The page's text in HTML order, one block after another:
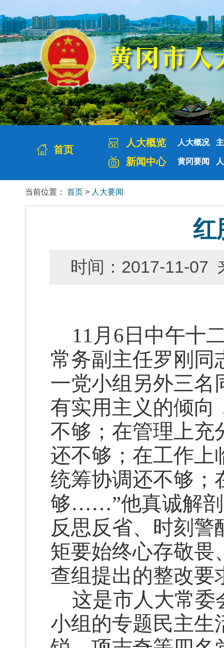
首页
人大概览 人大概况
新闻中心 黄冈要闻
当前位置： 首页 > 人大要闻
红
时间：2017-11-
11 月6日中午十
常务副主任罗刚同
一党小组另外三名
有实用主义的倾向
不够；在管理上充
还不够；在工作上
统筹协调还不够；
够……”他真诚解剖
反思反省、时刻
矩要始终心存敬畏
查组提出的整改要
这是市人大常委
小组的专题民主生